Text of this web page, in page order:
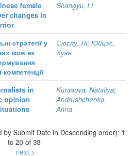
female
changes in
Shangyu, Li
стратегії у
мов як
компетенції
Сюєлу, Лі; Юйцзє,
Хуан
in
opinion
Kurasova, Nataliya;
Andrushchenko,
Anna
Submit Date in Descending order): 1
to 20 of 38
next >